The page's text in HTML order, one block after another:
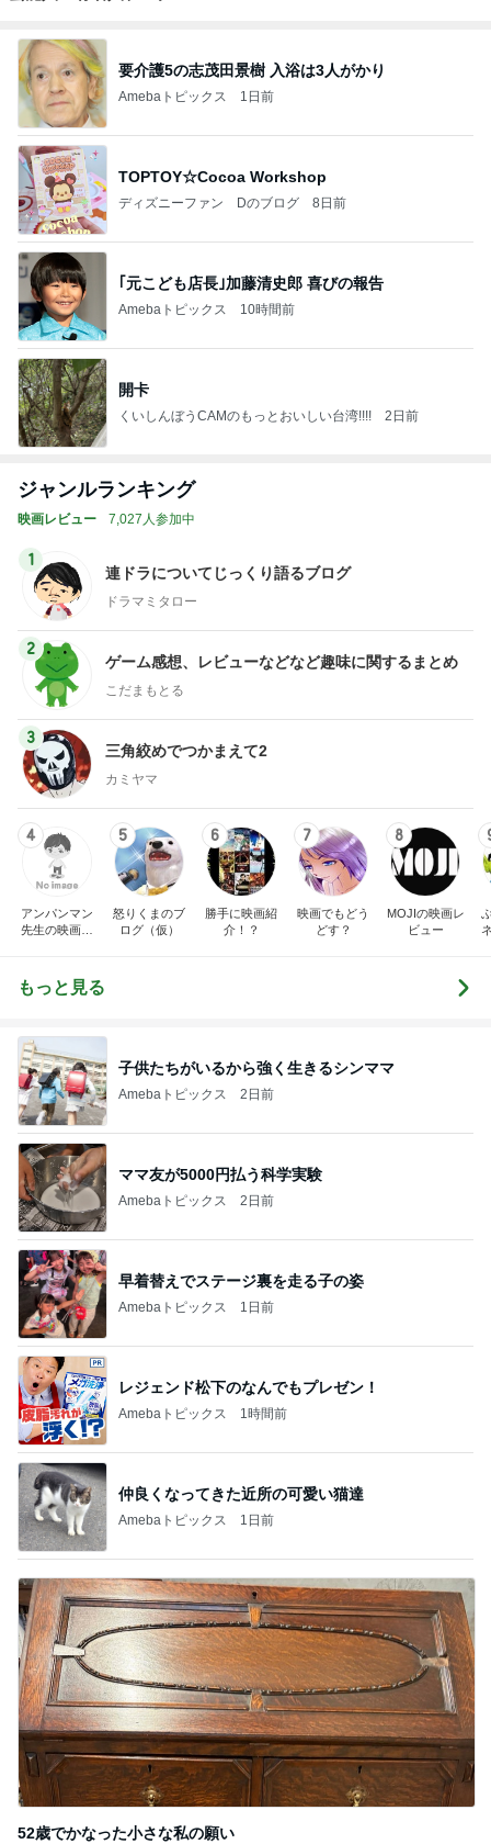
要介護5の志茂田景樹 入浴は3人がかり
Amebaトピックス 1日前
TOPTOY☆Cocoa Workshop
ディズニーファン Dのブログ 8日前
｢元こども店長｣加藤清史郎 喜びの報告
Amebaトピックス 10時間前
開卡
くいしんぼうCAMのもっとおいしい台湾!!!! 2日前
ジャンルランキング
映画レビュー 7,027人参加中
1
連ドラについてじっくり語るブログ
ドラマミタロー
2
ゲーム感想、レビューなどなど趣味に関するまとめ
こだまもとる
3
三角絞めでつかまえて2
カミヤマ
4
アンパンマン
先生の映画講
5
怒りくまのブ
ログ（仮）
6
勝手に映画紹
介！？
7
映画でもどう
どす？
8
MOJIの映画レ
ビュー
もっと見る
子供たちがいるから強く生きるシンママ
Amebaトピックス 2日前
ママ友が5000円払う科学実験
Amebaトピックス 2日前
早着替えでステージ裏を走る子の姿
Amebaトピックス 1日前
レジェンド松下のなんでもプレゼン！
Amebaトピックス 1時間前
仲良くなってきた近所の可愛い猫達
Amebaトピックス 1日前
52歳でかなった小さな私の願い